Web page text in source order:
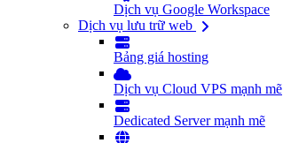
Dịch vụ Google Workspace
Dịch vụ lưu trữ web
Bảng giá hosting
Dịch vụ Cloud VPS mạnh mẽ
Dedicated Server mạnh mẽ